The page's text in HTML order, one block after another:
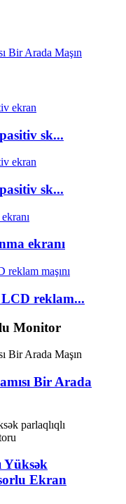
sk...
sk...
ekranı
reklam...
Monitor
Bir Arada
Yüksək
Ekran